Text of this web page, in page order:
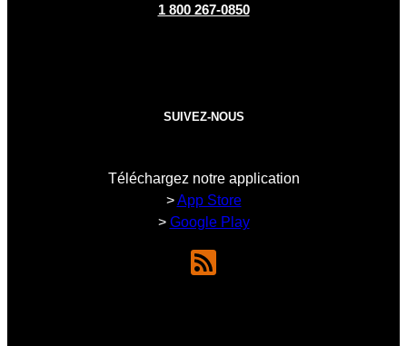
1 800 267-0850
SUIVEZ-NOUS
Téléchargez notre application
>App Store
> Google Play